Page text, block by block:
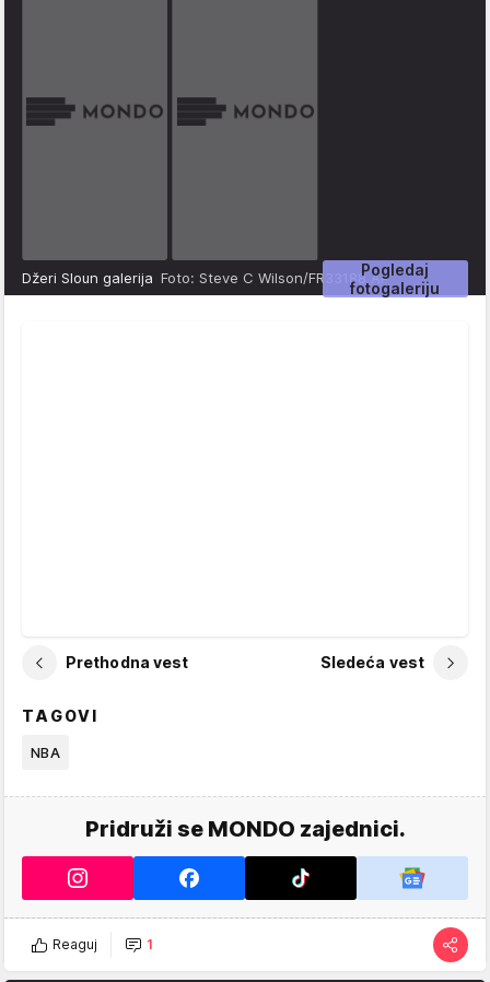
Pogledaj
fotogaleriju
Džeri Sloun galerija Foto: Steve C Wilson/FR33188 AP
Prethodna vest Sledeća vest
TAGOVI
NBA
Pridruži se MONDO zajednici.
Reaguj 1